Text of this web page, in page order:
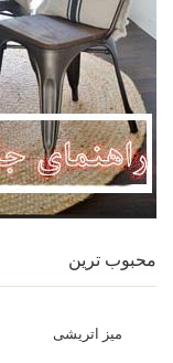
محبوب ترین
میز اتریشی